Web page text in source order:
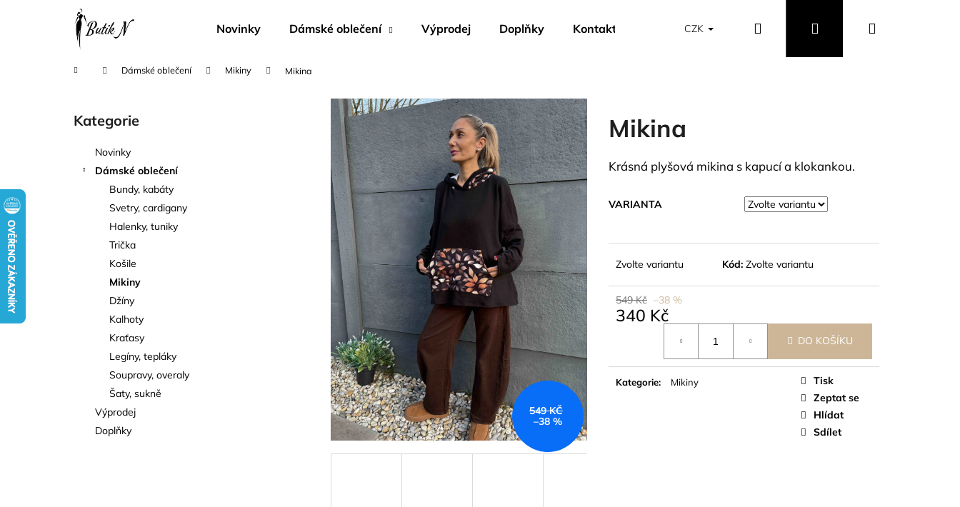
Novinky Dámské oblečení Výprodej Doplňky Kontakty Obchodní podmínky Vrácení a výměna zboží
CZK Hledat PřihlášeníNákupní
Domů Dámské oblečení Mikiny Mikina
Přeskočit
kategorie
Kategorie
Novinky
Dámské oblečení
Bundy, kabáty
Svetry, cardigany
Halenky, tuniky
Trička
Košile
Mikiny
Džíny
Kalhoty
Kraťasy
Legíny, tepláky
Soupravy, overaly
Šaty, sukně
Výprodej
Doplňky
Mikina
Krásná plyšová mikina s kapucí a klokankou.
VARIANTA
Zvolte variantu Kód: Zvolte variantu
549 Kč –38 %
340 Kč
DO KOŠÍKU
Kategorie: Mikiny
Tisk
Zeptat se
Hlídat
Sdílet
549 KČ
–38 %
HLEDAT
Doporučujeme